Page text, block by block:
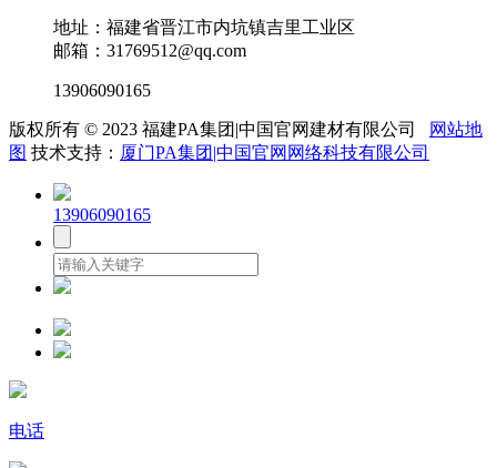
地址：福建省晋江市内坑镇吉里工业区
邮箱：31769512@qq.com
13906090165
版权所有 © 2023 福建PA集团|中国官网建材有限公司
网站地
图 技术支持： 厦门PA集团|中国官网网络科技有限公司
13906090165
电话